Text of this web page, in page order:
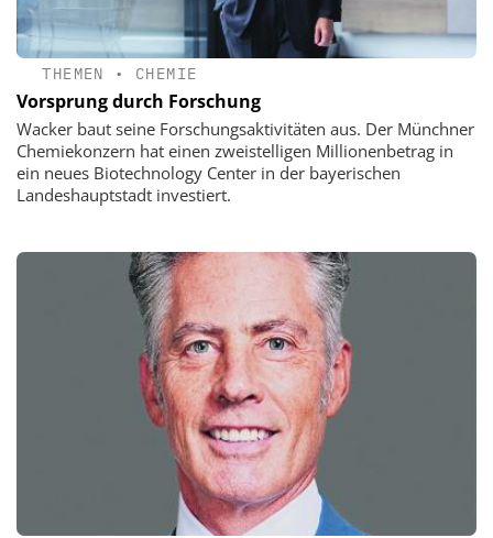
THEMEN • CHEMIE
Vorsprung durch Forschung
Wacker baut seine Forschungsaktivitäten aus. Der Münchner
Chemiekonzern hat einen zweistelligen Millionenbetrag in
ein neues Biotechnology Center in der bayerischen
Landeshauptstadt investiert.